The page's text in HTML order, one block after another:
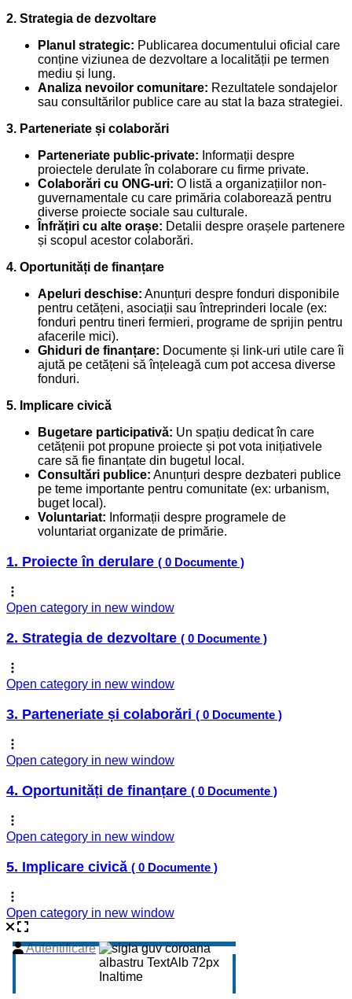
2. Strategia de dezvoltare
Planul strategic: Publicarea documentului oficial care
conține viziunea de dezvoltare a localității pe termen
mediu și lung.
Analiza nevoilor comunitare: Rezultatele sondajelor
sau consultărilor publice care au stat la baza strategiei.
3. Parteneriate și colaborări
Parteneriate public-private: Informații despre
proiectele derulate în colaborare cu firme private.
Colaborări cu ONG-uri: O listă a organizațiilor non-
guvernamentale cu care primăria colaborează pentru
diverse proiecte sociale sau culturale.
Înfrățiri cu alte orașe: Detalii despre orașele partenere
și scopul acestor colaborări.
4. Oportunități de finanțare
Apeluri deschise: Anunțuri despre fonduri disponibile
pentru cetățeni, asociații sau întreprinderi locale (ex:
fonduri pentru tineri fermieri, programe de sprijin pentru
afacerile mici).
Ghiduri de finanțare: Documente și link-uri utile care îi
ajută pe cetățeni să înțeleagă cum pot accesa diverse
fonduri.
5. Implicare civică
Bugetare participativă: Un spațiu dedicat în care
cetățenii pot propune proiecte și pot vota inițiativele
care să fie finanțate din bugetul local.
Consultări publice: Anunțuri despre dezbateri publice
pe teme importante pentru comunitate (ex: urbanism,
buget local).
Voluntariat: Informații despre programele de
voluntariat organizate de primărie.
1. Proiecte în derulare ( 0 Documente )
Open category in new window
2. Strategia de dezvoltare ( 0 Documente )
Open category in new window
3. Parteneriate și colaborări ( 0 Documente )
Open category in new window
4. Oportunități de finanțare ( 0 Documente )
Open category in new window
5. Implicare civică ( 0 Documente )
Open category in new window